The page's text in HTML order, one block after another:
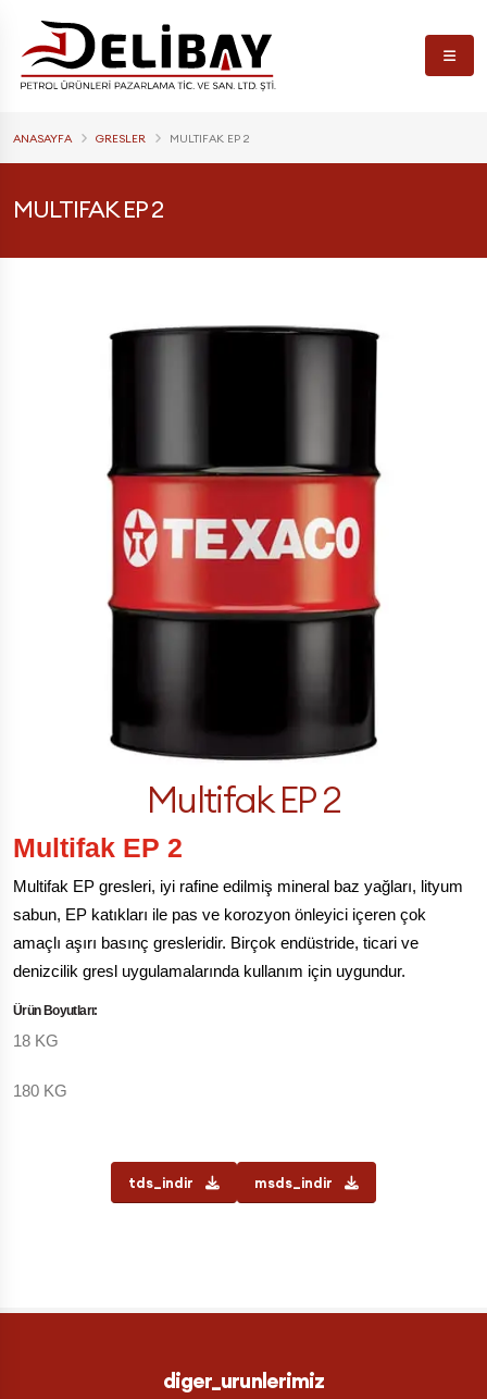
ANASAYFA GRESLER MULTIFAK EP 2
MULTIFAK EP 2
Multifak EP 2
Multifak EP 2
Multifak EP gresleri, iyi rafine edilmiş mineral baz yağları, lityum
sabun, EP katıkları ile pas ve korozyon önleyici içeren çok
amaçlı aşırı basınç gresleridir. Birçok endüstride, ticari ve
denizcilik gresl uygulamalarında kullanım için uygundur.
Ürün Boyutları:
18 KG
180 KG
tds_indir msds_indir
diger_urunlerimiz